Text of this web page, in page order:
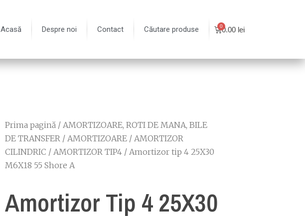
Acasă Despre noi Contact Căutare produse 0.00 lei
Prima pagină / AMORTIZOARE, ROTI DE MANA, BILE
DE TRANSFER / AMORTIZOARE / AMORTIZOR
CILINDRIC / AMORTIZOR TIP4 / Amortizor tip 4 25X30
M6X18 55 Shore A
Amortizor Tip 4 25X30